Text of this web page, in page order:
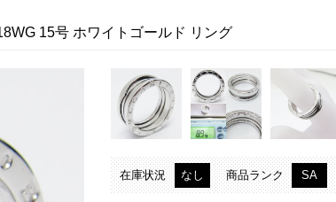
15号 ホワイトゴールド リング
在庫状況 なし 商品ランク SA